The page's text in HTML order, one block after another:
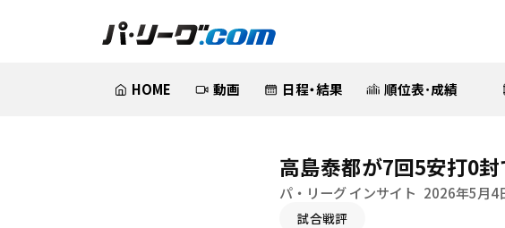
HOME 動画 日程・結果 順位表･成績
高島泰都が7回5安打0
パ・リーグ インサイト 2026年5月4
試合戦評